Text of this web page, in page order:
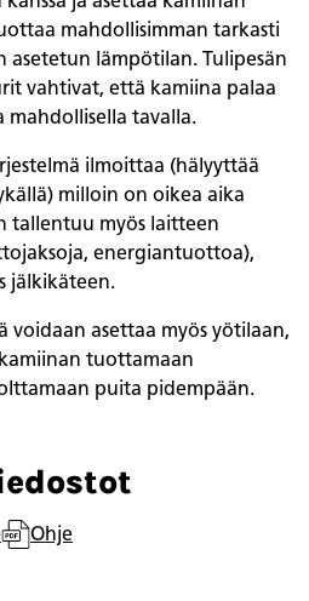
mahdollisimman tarkasti
lämpötilan. Tulipesän
vahtivat, että kamiina palaa
tavalla.
ilmoittaa (hälyyttää
milloin on oikea aika
tallentuu myös laitteen
energiantuottoa),
jälkikäteen.
voidaan asettaa myös yötilaan,
tuottamaan
puita pidempään.
Ohje